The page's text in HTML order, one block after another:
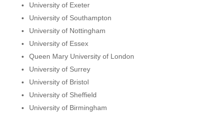
University of Exeter
University of Southampton
University of Nottingham
University of Essex
Queen Mary University of London
University of Surrey
University of Bristol
University of Sheffield
University of Birmingham